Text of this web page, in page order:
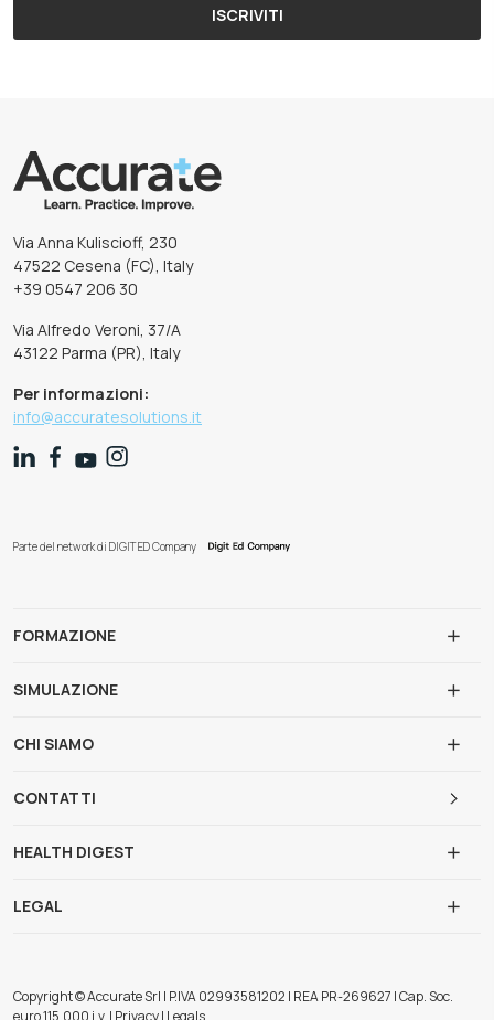
ISCRIVITI
Via Anna Kuliscioff, 230
47522 Cesena (FC), Italy
+39 0547 206 30
Via Alfredo Veroni, 37/A
43122 Parma (PR), Italy
Per informazioni:
info@accuratesolutions.it
Parte del network di DIGIT ED Company
FORMAZIONE
SIMULAZIONE
CHI SIAMO
CONTATTI
HEALTH DIGEST
LEGAL
Copyright © Accurate Srl | P.IVA 02993581202 | REA PR-269627 | Cap. Soc.
euro 115.000 i.v. | Privacy | Legals